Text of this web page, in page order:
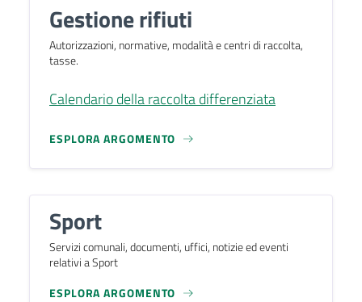
Gestione rifiuti
Autorizzazioni, normative, modalità e centri di raccolta,
tasse.
Calendario della raccolta differenziata
ESPLORA ARGOMENTO
Sport
Servizi comunali, documenti, uffici, notizie ed eventi
relativi a Sport
ESPLORA ARGOMENTO